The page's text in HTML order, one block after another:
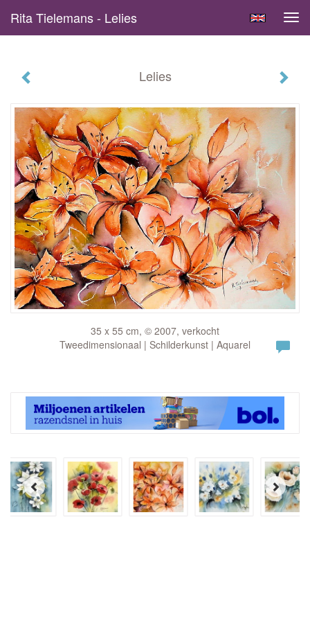
Rita Tielemans - Lelies
Lelies
35 x 55 cm, © 2007, verkocht
Tweedimensionaal | Schilderkunst | Aquarel